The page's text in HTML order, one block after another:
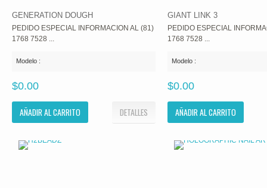
GENERATION DOUGH
PEDIDO ESPECIAL INFORMACION AL (81)
1768 7528 ...
Modelo :
$0.00
DETALLES
AÑADIR AL CARRITO
GIANT LINK 3
PEDIDO ESPECIAL
1768 7528 ...
Modelo :
$0.00
AÑADIR AL CARRITO